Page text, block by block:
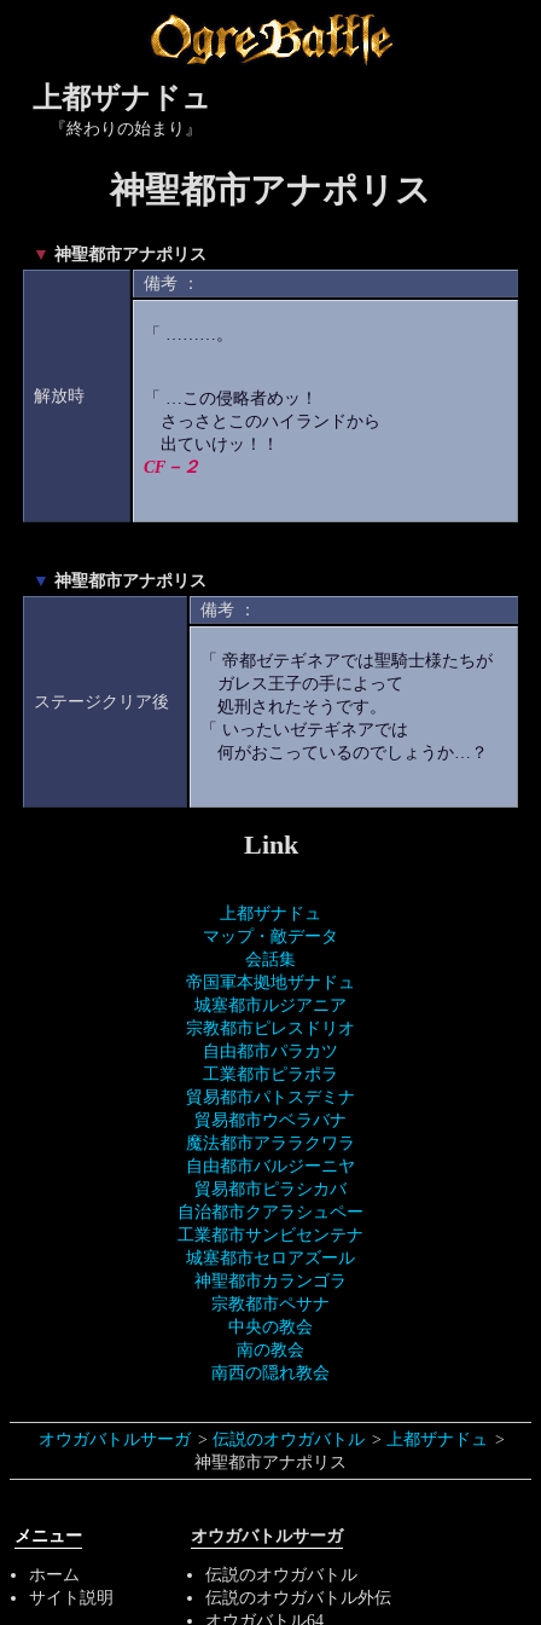
上都ザナドュ
『終わりの始まり』
神聖都市アナポリス
▼ 神聖都市アナポリス
解放時
備考 ：
「 ………。
「 …この侵略者めッ！
さっさとこのハイランドから
出ていけッ！！
CF－２
▼ 神聖都市アナポリス
ステージクリア後
備考 ：
「 帝都ゼテギネアでは聖騎士様たちが
ガレス王子の手によって
処刑されたそうです。
「 いったいゼテギネアでは
何がおこっているのでしょうか…？
Link
上都ザナドュ
マップ・敵データ
会話集
帝国軍本拠地ザナドュ
城塞都市ルジアニア
宗教都市ピレスドリオ
自由都市パラカツ
工業都市ピラポラ
貿易都市パトスデミナ
貿易都市ウベラバナ
魔法都市アララクワラ
自由都市バルジーニヤ
貿易都市ピラシカバ
自治都市クアラシュペー
工業都市サンビセンテナ
城塞都市セロアズール
神聖都市カランゴラ
宗教都市ペサナ
中央の教会
南の教会
南西の隠れ教会
オウガバトルサーガ 伝説のオウガバトル
上都ザナドュ
神聖都市アナポリス
メニュー
ホーム
サイト説明
オウガバトルサーガ
伝説のオウガバトル
伝説のオウガバトル外伝
オウガバトル64